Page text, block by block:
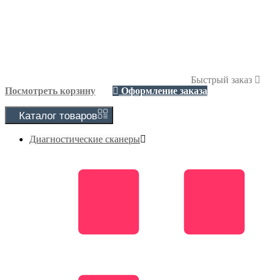
Быстрый заказ
Посмотреть корзину
Оформление заказа
Каталог товаров
Диагностические сканеры